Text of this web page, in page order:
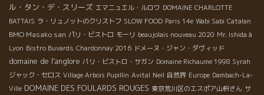
1960年代の小さなトラクターを引っ張り出して使っているそう。
ボジョレーのガメイはゴブレ型剪定のため、通常は大きな機械を
通すことができないのですが、ラパリュでは馬と同じ重さのこの
トラクターを使って、ブドウ樹への負担を最小限に抑えながら耕
しているそうです。 確かに、除草剤を使っている他の畑と比べる
と、ブドウ樹のいきいきとしたオーラが違います！ ちなみに、ブ
ドウが太陽の光を最大限吸収できるよう、ブドウ樹はゴブレなも
ル・タン・デ・スリーズ エマニュエル・ルロワ DOMAINE CHARLOTTE
BATTAIS ラ・リュノットのクリストフ SLOW FOOD Paris 14e Wabi Sabi Catalan
BMO Masako san パリ・ビストロ モーリ beaujolais nouveau 2020 Mr. Ishida à
Lyon Bistro Buvards Chardonnay 2016 ドメーヌ・ジャン・ダヴィッド
domaine de l'anglore パリ・ビストロ・サガン Domaine Richaume 1998 Syrah
ジャック・セロス Village Arbois Pupillin Avital Neil 自然界 Europe Dambach-La-
Ville DOMAINE DES FOULARDS ROUGES 東京荒川区のエスポア山枡さん サ